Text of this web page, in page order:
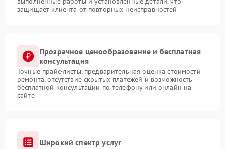
защищает клиента от повторных неисправностей
Прозрачное ценообразование и бесплатная
консультация
Точные прайс-листы, предварительная оценка стоимости
ремонта, отсутствие скрытых платежей и возможность
бесплатной консультации по телефону или онлайн на
сайте
Широкий спектр услуг